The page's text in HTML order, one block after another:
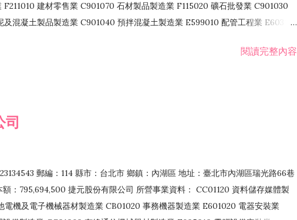
建材零售業 C901070 石材製品製造業 F115020 礦石批發業 C901030
混凝土製品製造業 C901040 預拌混凝土製造業 E599010 配管工程業 E603110
食品什貨批發業 F106020 日常用品批發業 F108031 醫療器材批發業閱讀完整內容
司
郵編：114 縣市：台北市 鄉鎮：內湖區 地址：臺北市內湖區瑞光路66巷
：795,694,500 捷元股份有限公司 所營事業資料： CC01120 資料儲存媒體製
電機及電子機械器材製造業 CB01020 事務機器製造業 E601020 電器安裝業